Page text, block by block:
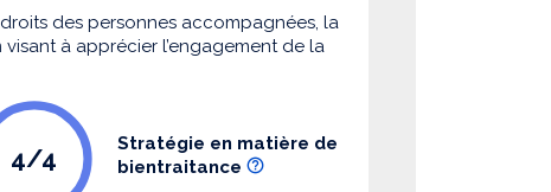
des personnes accompagnées, la
visant à apprécier l’engagement de la
4/4
Stratégie en matière de
bientraitance